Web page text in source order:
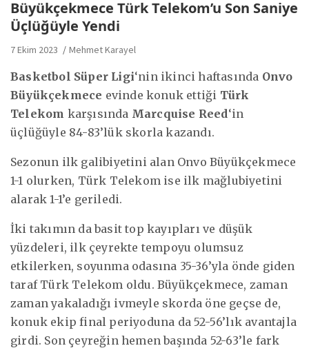
Büyükçekmece Türk Telekom’u Son Saniye
Üçlüğüyle Yendi
7 Ekim 2023 Mehmet Karayel
Basketbol Süper Ligi‘nin ikinci haftasında Onvo
Büyükçekmece evinde konuk ettiği Türk
Telekom karşısında Marcquise Reed‘in
üçlüğüyle 84-83’lük skorla kazandı.
Sezonun ilk galibiyetini alan Onvo Büyükçekmece
1-1 olurken, Türk Telekom ise ilk mağlubiyetini
alarak 1-1’e geriledi.
İki takımın da basit top kayıpları ve düşük
yüzdeleri, ilk çeyrekte tempoyu olumsuz
etkilerken, soyunma odasına 35-36’yla önde giden
taraf Türk Telekom oldu. Büyükçekmece, zaman
zaman yakaladığı ivmeyle skorda öne geçse de,
konuk ekip final periyoduna da 52-56’lık avantajla
girdi. Son çeyreğin hemen başında 52-63’le fark